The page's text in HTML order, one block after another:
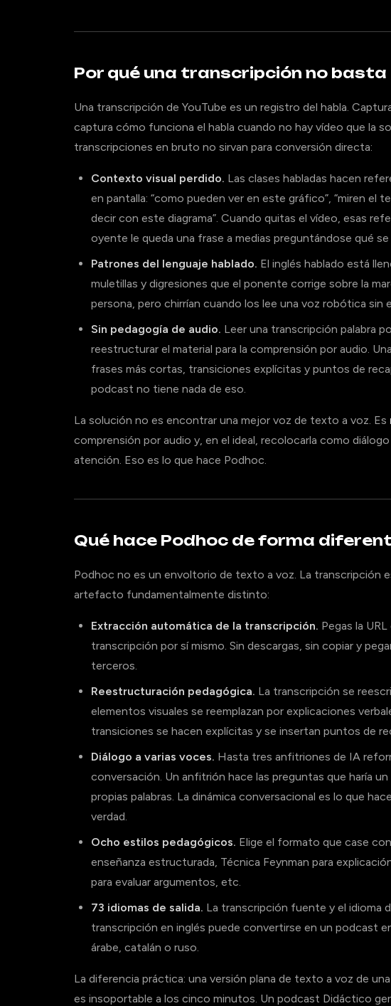
Por qué una transcripción no basta
Una transcripción de YouTube es un registro del habla.
captura cómo funciona el habla cuando no hay vídeo que la
transcripciones en bruto no sirvan para conversión directa:
Contexto visual perdido. Las clases habladas hacen
en pantalla: “como pueden ver en este gráfico”, “miren el
decir con este diagrama”. Cuando quitas el vídeo, esas
oyente le queda una frase a medias preguntándose qué
Patrones del lenguaje hablado. El inglés hablado está
muletillas y digresiones que el ponente corrige sobre la
persona, pero chirrían cuando los lee una voz robótica sin
Sin pedagogía de audio. Leer una transcripción palabra
reestructurar el material para la comprensión por audio.
frases más cortas, transiciones explícitas y puntos de
podcast no tiene nada de eso.
La solución no es encontrar una mejor voz de texto a voz. Es
comprensión por audio y, en el ideal, recolocarla como
atención. Eso es lo que hace Podhoc.
Qué hace Podhoc de forma
Podhoc no es un envoltorio de texto a voz. La transcripción
artefacto fundamentalmente distinto:
Extracción automática de la transcripción. Pegas la
transcripción por sí mismo. Sin descargas, sin copiar y
terceros.
Reestructuración pedagógica. La transcripción se
elementos visuales se reemplazan por explicaciones
transiciones se hacen explícitas y se insertan puntos de
Diálogo a varias voces. Hasta tres anfitriones de IA
conversación. Un anfitrión hace las preguntas que haría
propias palabras. La dinámica conversacional es lo que
verdad.
Ocho estilos pedagógicos. Elige el formato que case
enseñanza estructurada, Técnica Feynman para
para evaluar argumentos, etc.
73 idiomas de salida. La transcripción fuente y el idioma
transcripción en inglés puede convertirse en un podcast
árabe, catalán o ruso.
La diferencia práctica: una versión plana de texto a voz de
es insoportable a los cinco minutos. Un podcast Didáctico